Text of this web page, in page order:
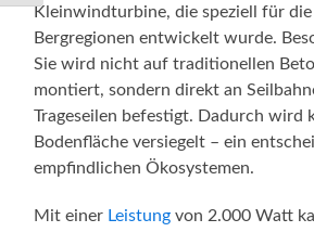
Kleinwindturbine, die speziell für
Bergregionen entwickelt wurde.
Sie wird nicht auf traditionellen
montiert, sondern direkt an
Trageseilen befestigt. Dadurch wird
Bodenfläche versiegelt – ein
empfindlichen Ökosystemen.
Mit einer Leistung von 2.000 Watt